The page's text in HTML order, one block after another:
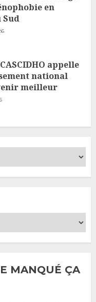
en
appelle
national
meilleur
MANQUÉ ÇA